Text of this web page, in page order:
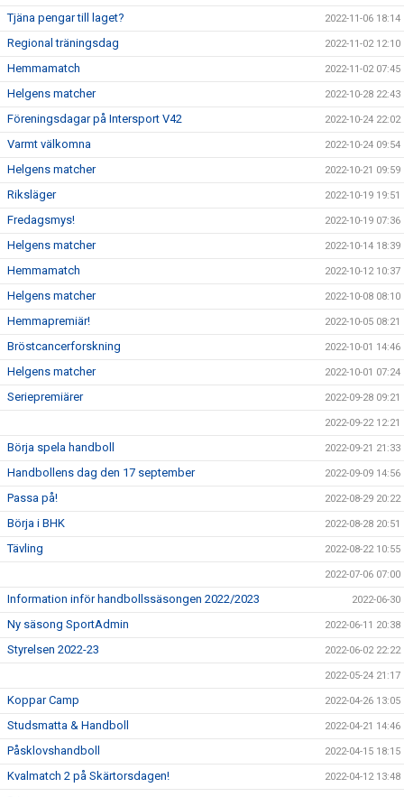
Tjäna pengar till laget? 2022-11-06 18:14
Regional träningsdag 2022-11-02 12:10
Hemmamatch 2022-11-02 07:45
Helgens matcher 2022-10-28 22:43
Föreningsdagar på Intersport V42 2022-10-24 22:02
Varmt välkomna 2022-10-24 09:54
Helgens matcher 2022-10-21 09:59
Riksläger 2022-10-19 19:51
Fredagsmys! 2022-10-19 07:36
Helgens matcher 2022-10-14 18:39
Hemmamatch 2022-10-12 10:37
Helgens matcher 2022-10-08 08:10
Hemmapremiär! 2022-10-05 08:21
Bröstcancerforskning 2022-10-01 14:46
Helgens matcher 2022-10-01 07:24
Seriepremiärer 2022-09-28 09:21
2022-09-22 12:21
Börja spela handboll 2022-09-21 21:33
Handbollens dag den 17 september 2022-09-09 14:56
Passa på! 2022-08-29 20:22
Börja i BHK 2022-08-28 20:51
Tävling 2022-08-22 10:55
2022-07-06 07:00
Information inför handbollssäsongen 2022/2023 2022-06-30
Ny säsong SportAdmin 2022-06-11 20:38
Styrelsen 2022-23 2022-06-02 22:22
2022-05-24 21:17
Koppar Camp 2022-04-26 13:05
Studsmatta & Handboll 2022-04-21 14:46
Påsklovshandboll 2022-04-15 18:15
Kvalmatch 2 på Skärtorsdagen! 2022-04-12 13:48